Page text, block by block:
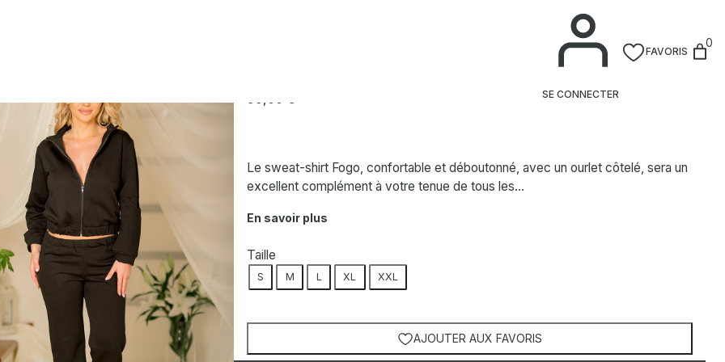
SE CONNECTER
FAVORIS
0
59,00 €
Le sweat-shirt Fogo, confortable et déboutonné, avec un ourlet côtelé, sera un
excellent complément à votre tenue de tous les…
En savoir plus
Taille
S M L XL XXL
AJOUTER AUX FAVORIS